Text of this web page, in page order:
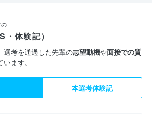
の
体験記）
選考を通過した先輩の志望動機や面接での質
ます。
本選考体験記